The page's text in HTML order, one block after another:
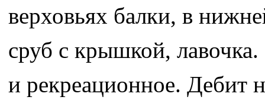
верховьях балки, в
сруб с крышкой, лавочка.
и рекреационное. Дебит